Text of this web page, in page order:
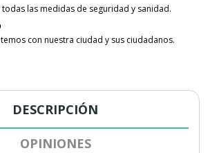
las medidas de seguridad y sanidad.
con nuestra ciudad y sus ciudadanos.
DESCRIPCIÓN
OPINIONES